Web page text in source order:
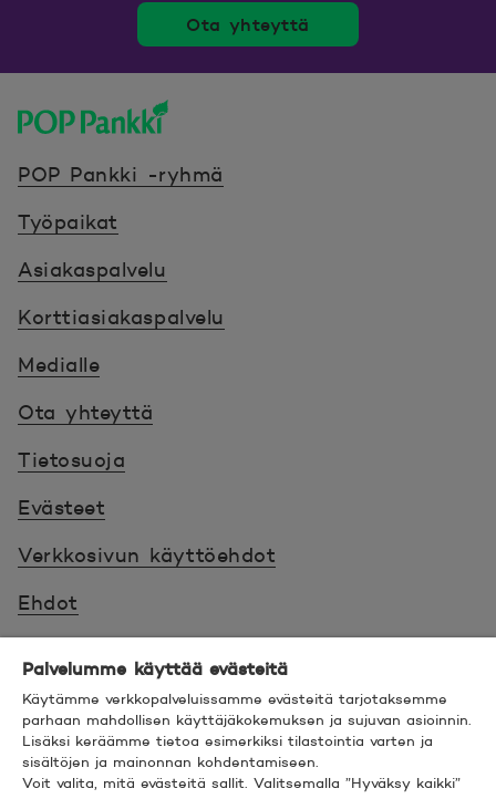
Ota yhteyttä
POP Pankki -ryhmä
Työpaikat
Asiakaspalvelu
Korttiasiakaspalvelu
Medialle
Ota yhteyttä
Tietosuoja
Evästeet
Verkkosivun käyttöehdot
Ehdot
Saavutettavuus
Hyödyllistä tietää
Palvelumme käyttää evästeitä
Käytämme verkkopalveluissamme evästeitä tarjotaksemme
parhaan mahdollisen käyttäjäkokemuksen ja sujuvan asioinnin.
Lisäksi keräämme tietoa esimerkiksi tilastointia varten ja
sisältöjen ja mainonnan kohdentamiseen.
Voit valita, mitä evästeitä sallit. Valitsemalla ”Hyväksy kaikki”